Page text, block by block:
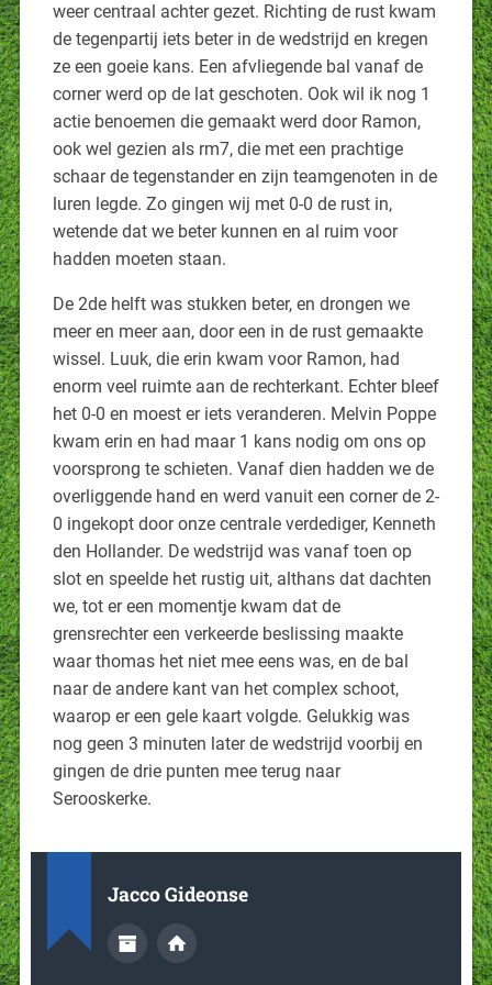
weer centraal achter gezet. Richting de rust kwam
de tegenpartij iets beter in de wedstrijd en kregen
ze een goeie kans. Een afvliegende bal vanaf de
corner werd op de lat geschoten. Ook wil ik nog 1
actie benoemen die gemaakt werd door Ramon,
ook wel gezien als rm7, die met een prachtige
schaar de tegenstander en zijn teamgenoten in de
luren legde. Zo gingen wij met 0-0 de rust in,
wetende dat we beter kunnen en al ruim voor
hadden moeten staan.
De 2de helft was stukken beter, en drongen we
meer en meer aan, door een in de rust gemaakte
wissel. Luuk, die erin kwam voor Ramon, had
enorm veel ruimte aan de rechterkant. Echter bleef
het 0-0 en moest er iets veranderen. Melvin Poppe
kwam erin en had maar 1 kans nodig om ons op
voorsprong te schieten. Vanaf dien hadden we de
overliggende hand en werd vanuit een corner de 2-
0 ingekopt door onze centrale verdediger, Kenneth
den Hollander. De wedstrijd was vanaf toen op
slot en speelde het rustig uit, althans dat dachten
we, tot er een momentje kwam dat de
grensrechter een verkeerde beslissing maakte
waar thomas het niet mee eens was, en de bal
naar de andere kant van het complex schoot,
waarop er een gele kaart volgde. Gelukkig was
nog geen 3 minuten later de wedstrijd voorbij en
gingen de drie punten mee terug naar
Serooskerke.
Jacco Gideonse